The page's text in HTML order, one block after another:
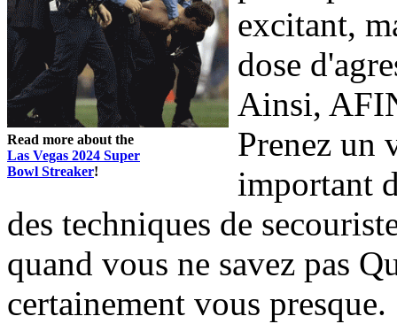
Read more about the
Las Vegas 2024 Super
Bowl Streaker!
excitant,
dose
Ainsi,
Prenez un
important
des techniques de
quand vous ne savez pas
certainement vous presque.